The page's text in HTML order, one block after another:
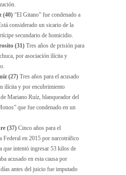
(40) “El Gitano” fue condenado a
considerado un sicario de la
secundario de homicidio.
(31) Tres años de prisión para
por asociación ilícita y
(27) Tres años para el acusado
ilícita y por encubrimiento
Mariano Ruíz, blanqueador del
que fue condenado en un
(37) Cinco años para el
Federal en 2015 por narcotráfico
que intentó ingresar 53 kilos de
acusado en esta causa por
antes del juicio fue imputado